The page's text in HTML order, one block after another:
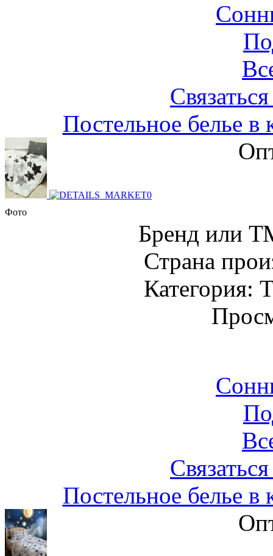
Постельное белье в
Фото
Бренд или
Страна
Категория:
Постельное белье в